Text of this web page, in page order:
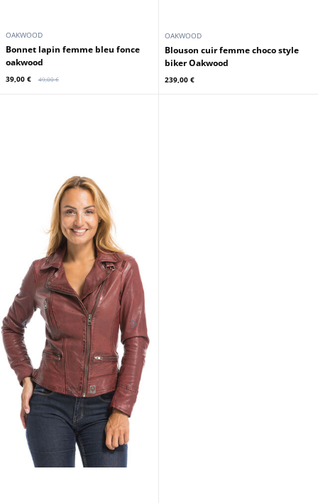
OAKWOOD
bonnet lapin femme bleu fonce
oakwood
39,00 € 49,00 €
OAKWOOD
Blouson cuir femme choco style
biker Oakwood
239,00 €